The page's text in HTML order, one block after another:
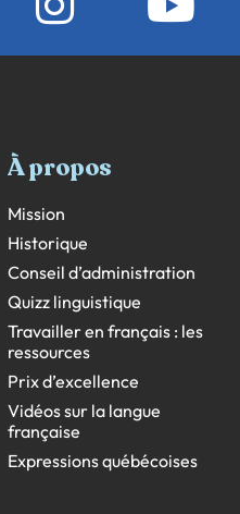
À propos
Mission
Historique
Conseil d’administration
Quizz linguistique
Travailler en français : les
ressources
Prix d’excellence
Vidéos sur la langue
française
Expressions québécoises